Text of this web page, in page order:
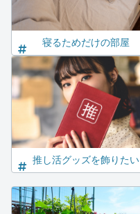
寝るためだけの部屋
推し活グッズを飾りたい